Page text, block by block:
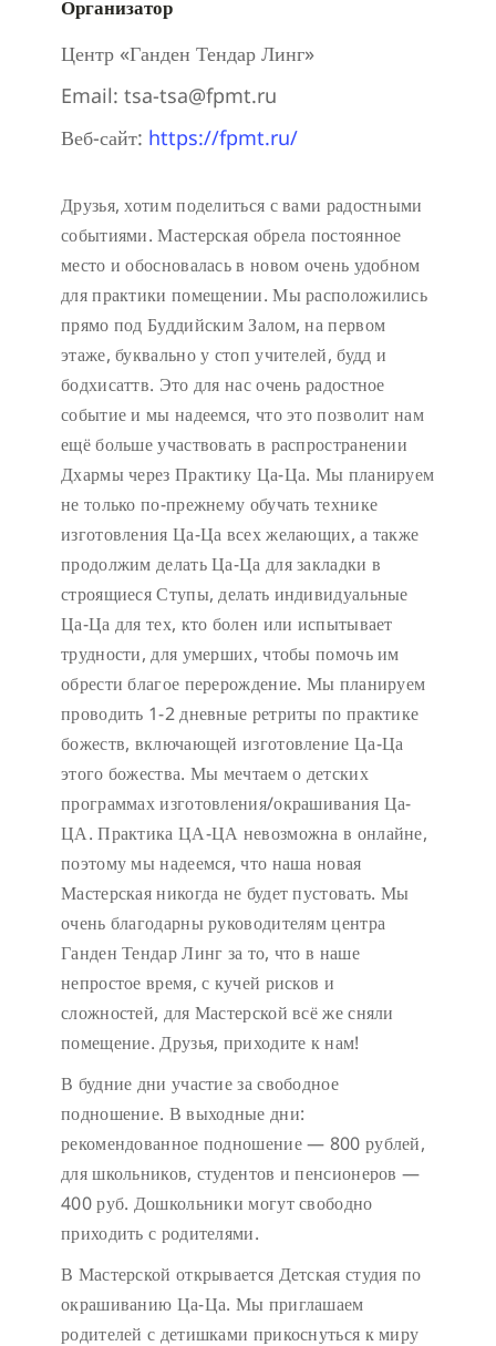
Организатор
Центр «Ганден Тендар Линг»
Email: tsa-tsa@fpmt.ru
Веб-сайт: https://fpmt.ru/
Друзья, хотим поделиться с вами радостными
событиями. Мастерская обрела постоянное
место и обосновалась в новом очень удобном
для практики помещении. Мы расположились
прямо под Буддийским Залом, на первом
этаже, буквально у стоп учителей, будд и
бодхисаттв. Это для нас очень радостное
событие и мы надеемся, что это позволит нам
ещё больше участвовать в распространении
Дхармы через Практику Ца-Ца. Мы планируем
не только по-прежнему обучать технике
изготовления Ца-Ца всех желающих, а также
продолжим делать Ца-Ца для закладки в
строящиеся Ступы, делать индивидуальные
Ца-Ца для тех, кто болен или испытывает
трудности, для умерших, чтобы помочь им
обрести благое перерождение. Мы планируем
проводить 1-2 дневные ретриты по практике
божеств, включающей изготовление Ца-Ца
этого божества. Мы мечтаем о детских
программах изготовления/окрашивания Ца-
ЦА. Практика ЦА-ЦА невозможна в онлайне,
поэтому мы надеемся, что наша новая
Мастерская никогда не будет пустовать. Мы
очень благодарны руководителям центра
Ганден Тендар Линг за то, что в наше
непростое время, с кучей рисков и
сложностей, для Мастерской всё же сняли
помещение. Друзья, приходите к нам!
В будние дни участие за свободное
подношение. В выходные дни:
рекомендованное подношение — 800 рублей,
для школьников, студентов и пенсионеров —
400 руб. Дошкольники могут свободно
приходить с родителями.
В Мастерской открывается Детская студия по
окрашиванию Ца-Ца. Мы приглашаем
родителей с детишками прикоснуться к миру